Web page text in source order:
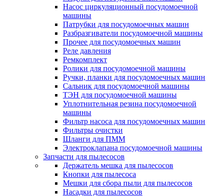
Насос циркуляционный посудомоечной
машины
Патрубки для посудомоечных машин
Разбразгиватели посудомоечной машины
Прочее для посудомоечных машин
Реле давления
Ремкомплект
Ролики для посудомоечной машины
Ручки, планки для посудомоечных машин
Сальник для посудомоечной машины
ТЭН для посудомоечной машины
Уплотнительная резина посудомоечной
машины
Фильтр насоса для посудомоечных машин
Фильтры очистки
Шланги для ПММ
Электроклапана посудомоечной машины
Запчасти для пылесосов
Держатель мешка для пылесосов
Кнопки для пылесоса
Мешки для сбора пыли для пылесосов
Насадки для пылесосов